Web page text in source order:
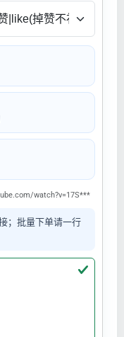
watch?v=17S***
；批量下单请一行